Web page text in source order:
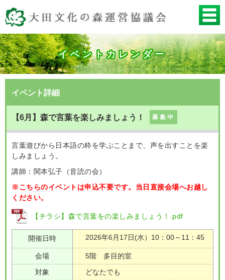
イベントカレンダー
イベント詳細
【6月】森で言葉を楽しみましょう！ 募集中
言葉遊びから日本語の粋を学ぶことまで、声を出すことを楽
しみましょう。
講師：関本弘子（音読の会）
※こちらのイベントは申込不要です。当日直接会場へお越し
ください。
【チラシ】森で言葉をの楽しみましょう！.pdf
開催日時 2026年6月17日(水）10：00～11：45
会場
5階 多目的室
対象
どなたでも